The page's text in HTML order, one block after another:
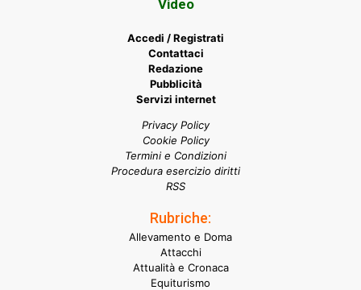
Video
Accedi / Registrati
Contattaci
Redazione
Pubblicità
Servizi internet
Privacy Policy
Cookie Policy
Termini e Condizioni
Procedura esercizio diritti
RSS
Rubriche:
Allevamento e Doma
Attacchi
Attualità e Cronaca
Equiturismo